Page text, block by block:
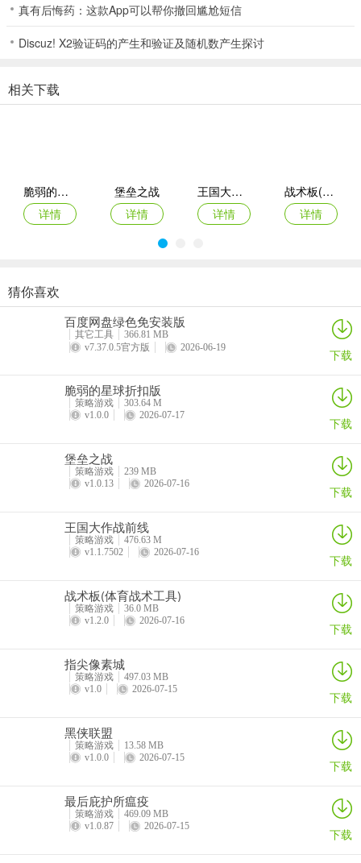
可自定义战力方向。策略搭配玩法十足，布阵支持 6 人上阵，激活同
材料，资源循环无浪费。界面交互流畅，特效炫酷，从阵容搭配到武
将养成，全方位满足策略探索与战力提升需求，是延长游戏生命周期
3月20日上午10点计费删档测试正式开启！
真有后悔药：这款App可以帮你撤回尴尬短信
Discuz! X2验证码的产生和验证及随机数产生探讨
相关下载
脆弱的星球折扣版
详情
堡垒之战
详情
王国大作战前线
详情
战术板(体育战术工具)
详情
指尖像素城
黑侠联盟
详情
最后庇护所瘟疫
御兽岛
猜你喜欢
百度网盘绿色免安装版
其它工具
366.81 MB
v7.37.0.5官方版
2026-06-19 下载
脆弱的星球折扣版
策略游戏
303.64 M
v1.0.0
2026-07-17 下载
堡垒之战
策略游戏
239 MB
v1.0.13
2026-07-16 下载
王国大作战前线
策略游戏
476.63 M
v1.1.7502
2026-07-16 下载
战术板(体育战术工具)
策略游戏
36.0 MB
v1.2.0
2026-07-16 下载
指尖像素城
策略游戏
497.03 MB
v1.0
2026-07-15 下载
黑侠联盟
策略游戏
13.58 MB
v1.0.0
2026-07-15 下载
最后庇护所瘟疫
策略游戏
469.09 MB
v1.0.87
2026-07-15 下载